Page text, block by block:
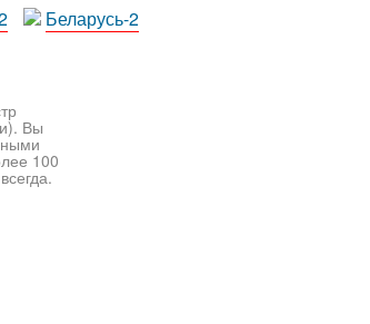
Беларусь-2
Вы
100